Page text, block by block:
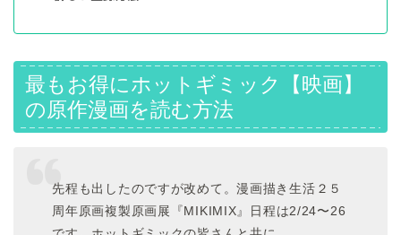
最もお得にホットギミック【映画】
の原作漫画を読む方法
先程も出したのですが改めて。漫画描き生活２５
周年原画複製原画展『MIKIMIX』日程は2/24〜26